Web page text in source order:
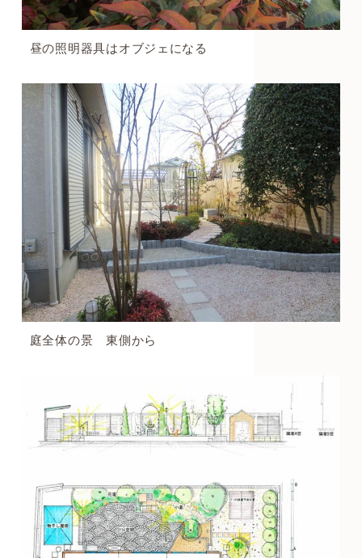
昼の照明器具はオブジェになる
庭全体の景 東側から